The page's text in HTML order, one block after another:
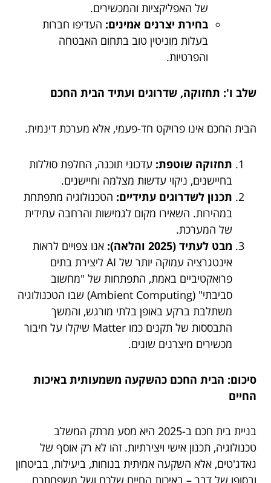
של האפליקציות והמכשירים.
בחירת יצרנים אמינים: העדיפו חברות
בעלות מוניטין טוב בתחום האבטחה
והפרטיות.
שלב ו': תחזוקה, שדרוגים ועתיד הבית החכם
הבית החכם אינו פרויקט חד-פעמי, אלא מערכת דינמית.
תחזוקה שוטפת: עדכוני תוכנה, החלפת סוללות
בחיישנים, ניקוי עדשות מצלמה וחיישנים.
תכנון לשדרוגים עתידיים: הטכנולוגיה מתפתחת
במהירות. השאירו מקום לגמישות והרחבה עתידית
של המערכת.
מבט לעתיד (2025 והלאה):
אנו צפויים לראות
אינטגרציה עמוקה יותר של AI ליצירת בתים
פרואקטיביים באמת, התפתחות של "מחשוב
סביבתי" (Ambient Computing) שבו הטכנולוגיה
משתלבת ברקע באופן בלתי מורגש, והמשך
התבססות של תקנים כמו Matter שיקלו על חיבור
מכשירים מיצרנים שונים.
סיכום: הבית החכם כהשקעה משמעותית באיכות
החיים
בניית בית חכם ב-2025 היא מסע מרתק המשלב
טכנולוגיה, תכנון אישי ויצירתיות. זהו לא רק אוסף של
גאדג'טים, אלא השקעה אמיתית בנוחות, ביעילות, בביטחון